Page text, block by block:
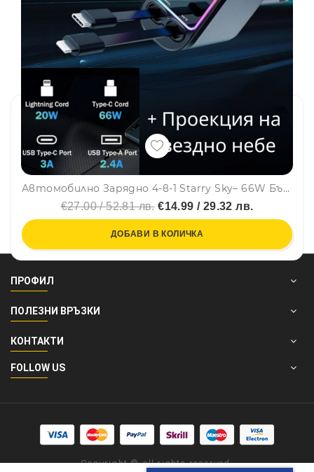
Автомобилно Зарядно 4-в-1 Starry Sky– 66W Бързо Зареждане, 80 см. кабели, USB- C, A, Iphone, със светлинен ефект звездно небе
€27.00 / 52.81 лв.€14.99 / 29.32 лв.
ДОБАВИ В КОЛИЧКА
ПРОФИЛ
ПОЛЕЗНИ ВРЪЗКИ
КОНТАКТИ
FOLLOW US
Copyright © all rights reserved.